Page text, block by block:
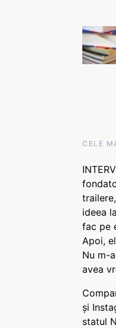
CELE
ideea
fac pe
Apoi,
Nu m-
avea
și
statul